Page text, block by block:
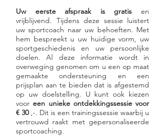
Uw eerste afspraak is gratis en
vrijblijvend. Tijdens deze sessie luistert
uw sportcoach naar uw behoeften. Met
hem bespreekt u uw huidige vorm, uw
sportgeschiedenis en uw persoonlijke
doelen. Al deze informatie wordt in
overweging genomen om u een op maat
gemaakte ondersteuning en een
prijsplan aan te bieden dat is afgestemd
op uw doelstelling. U kunt ook kiezen
vooreen unieke ontdekkingssessie voor
€ 30,-. Dit is een trainingssessie waarbij u
vertrouwd raakt met gepersonaliseerde
sportcoaching.